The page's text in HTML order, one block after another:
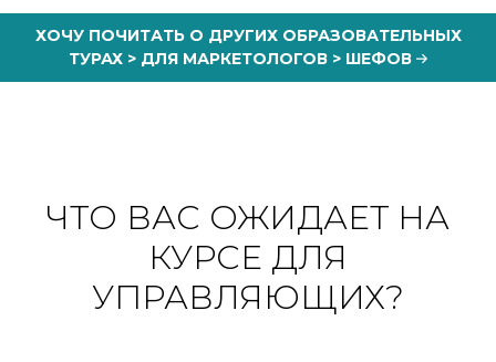
ХОЧУ ПОЧИТАТЬ О ДРУГИХ ОБРАЗОВАТЕЛЬНЫХ
ТУРАХ > ДЛЯ МАРКЕТОЛОГОВ > ШЕФОВ
ЧТО ВАС ОЖИДАЕТ НА
КУРСЕ ДЛЯ
УПРАВЛЯЮЩИХ?